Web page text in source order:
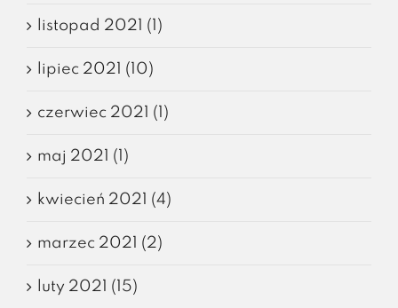
listopad 2021 (1)
lipiec 2021 (10)
czerwiec 2021 (1)
maj 2021 (1)
kwiecień 2021 (4)
marzec 2021 (2)
luty 2021 (15)